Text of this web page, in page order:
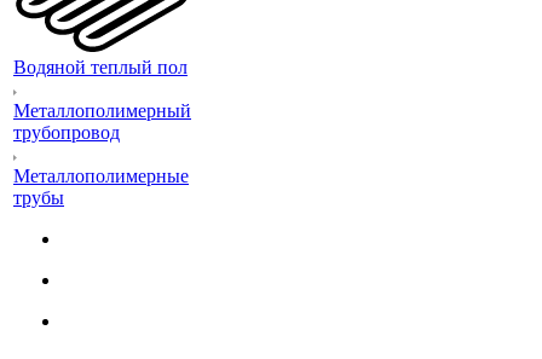
Водяной теплый пол
Металлополимерный
трубопровод
Металлополимерные
трубы